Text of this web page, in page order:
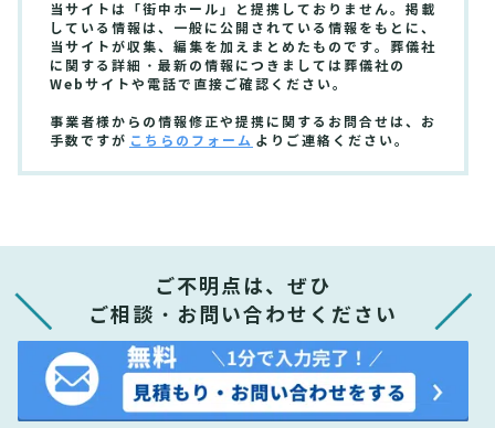
当サイトは「街中ホール」と提携しておりません。掲載
している情報は、一般に公開されている情報をもとに、
当サイトが収集、編集を加えまとめたものです。葬儀社
に関する詳細・最新の情報につきましては葬儀社の
Webサイトや電話で直接ご確認ください。
事業者様からの情報修正や提携に関するお問合せは、お
手数ですが こちらのフォーム よりご連絡ください。
ご不明点は、ぜひ
ご相談・お問い合わせください